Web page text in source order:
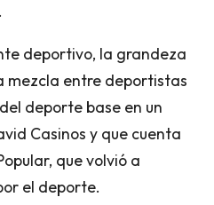
deportivo, la grandeza
mezcla entre deportistas
deporte base en un
Casinos y que cuenta
que volvió a
el deporte.